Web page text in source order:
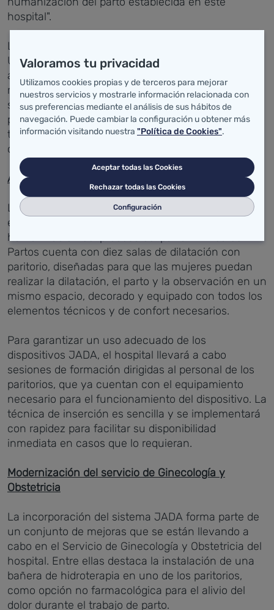
hospital".
La experiencia acumulada en países como Estados
Unidos, donde el dispositivo cuenta con la
aprobación de la FDA desde hace tiempo, ha
mostrado excelentes resultados en términos de
seguridad, efectividad y recuperación de las
pacientes. La decisión de Valdecilla de integrar esta
tecnología se basa en esta evidencia científica
contrastada.
Apuesta por la atención humanizada
La incorporación de este recurso está alineada con
el modelo asistencial de Valdecilla, centrado en la
humanización del proceso del parto. El Área de
Partos cuenta con diez salas de dilatación con
paritorio, diseñadas para que las mujeres puedan
realizar la dilatación, el parto y la observación en un
mismo espacio, decorado y equipado con todos los
elementos técnicos y de confort necesarios.
Para garantizar un uso adecuado de los
dispositivos JADA, el hospital llevará a cabo
sesiones de formación dirigidas al personal de los
paritorios, que ya cuentan con el equipamiento
necesario para el funcionamiento del dispositivo. La
técnica de inserción es sencilla y se implementará
con rapidez para facilitar su disponibilidad
inmediata en casos que lo requieran.
Modernización del servicio de Ginecología y
Obstetricia
La incorporación del sistema JADA forma parte de
un conjunto de mejoras que se están llevando a
cabo en el Servicio de Ginecología y Obstetricia del
hospital. Entre ellas destaca la instalación de una
bañera de hidroterapia en uno de los paritorios,
como opción no farmacológica para el alivio del
dolor durante el trabajo de parto.
Valoramos tu privacidad
Utilizamos cookies propias y de terceros para mejorar
nuestros servicios y mostrarle información relacionada con
sus preferencias mediante el análisis de sus hábitos de
navegación. Puede cambiar la configuración u obtener más
información visitando nuestra "Política de Cookies".
Aceptar todas las Cookies
Rechazar todas las Cookies
Configuración